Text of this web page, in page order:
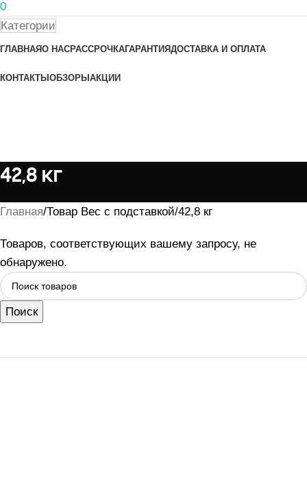
0
Категории
ГЛАВНАЯО НАСРАССРОЧКАГАРАНТИЯДОСТАВКА И ОПЛАТА
КОНТАКТЫ ОБЗОРЫ АКЦИИ
42,8 кг
Главная Товар Вес с подставкой 42,8 кг
Товаров, соответствующих вашему запросу, не
обнаружено.
Поиск